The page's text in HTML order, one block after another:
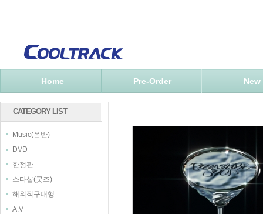
Home Pre-Order New
CATEGORY LIST
Music(음반)
DVD
한정판
스타샵(굿즈)
해외직구대행
A.V